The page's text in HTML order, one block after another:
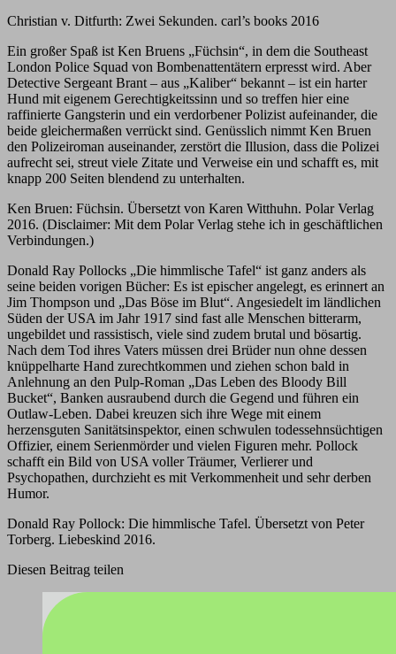
Christian v. Ditfurth: Zwei Sekunden. carl’s books 2016
Ein großer Spaß ist Ken Bruens „Füchsin“, in dem die Southeast
London Police Squad von Bombenattentätern erpresst wird. Aber
Detective Sergeant Brant – aus „Kaliber“ bekannt – ist ein harter
Hund mit eigenem Gerechtigkeitssinn und so treffen hier eine
raffinierte Gangsterin und ein verdorbener Polizist aufeinander, die
beide gleichermaßen verrückt sind. Genüsslich nimmt Ken Bruen
den Polizeiroman auseinander, zerstört die Illusion, dass die Polizei
aufrecht sei, streut viele Zitate und Verweise ein und schafft es, mit
knapp 200 Seiten blendend zu unterhalten.
Ken Bruen: Füchsin. Übersetzt von Karen Witthuhn. Polar Verlag
2016. (Disclaimer: Mit dem Polar Verlag stehe ich in geschäftlichen
Verbindungen.)
Donald Ray Pollocks „Die himmlische Tafel“ ist ganz anders als
seine beiden vorigen Bücher: Es ist epischer angelegt, es erinnert an
Jim Thompson und „Das Böse im Blut“. Angesiedelt im ländlichen
Süden der USA im Jahr 1917 sind fast alle Menschen bitterarm,
ungebildet und rassistisch, viele sind zudem brutal und bösartig.
Nach dem Tod ihres Vaters müssen drei Brüder nun ohne dessen
knüppelharte Hand zurechtkommen und ziehen schon bald in
Anlehnung an den Pulp-Roman „Das Leben des Bloody Bill
Bucket“, Banken ausraubend durch die Gegend und führen ein
Outlaw-Leben. Dabei kreuzen sich ihre Wege mit einem
herzensguten Sanitätsinspektor, einen schwulen todessehnsüchtigen
Offizier, einem Serienmörder und vielen Figuren mehr. Pollock
schafft ein Bild von USA voller Träumer, Verlierer und
Psychopathen, durchzieht es mit Verkommenheit und sehr derben
Humor.
Donald Ray Pollock: Die himmlische Tafel. Übersetzt von Peter
Torberg. Liebeskind 2016.
Diesen Beitrag teilen